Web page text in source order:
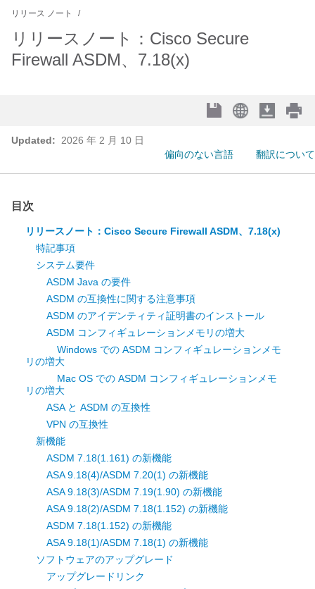
リリース ノート
リリースノート：Cisco Secure
Firewall ASDM、7.18(x)
Updated:
2026 年 2 月 10 日
偏向のない言語
翻訳について
目次
リリースノート：Cisco Secure Firewall ASDM、7.18(x)
特記事項
システム要件
ASDM Java の要件
ASDM の互換性に関する注意事項
ASDM のアイデンティティ証明書のインストール
ASDM コンフィギュレーションメモリの増大
Windows での ASDM コンフィギュレーションメモ
リの増大
Mac OS での ASDM コンフィギュレーションメモ
リの増大
ASA と ASDM の互換性
VPN の互換性
新機能
ASDM 7.18(1.161) の新機能
ASA 9.18(4)/ASDM 7.20(1) の新機能
ASA 9.18(3)/ASDM 7.19(1.90) の新機能
ASA 9.18(2)/ASDM 7.18(1.152) の新機能
ASDM 7.18(1.152) の新機能
ASA 9.18(1)/ASDM 7.18(1) の新機能
ソフトウェアのアップグレード
アップグレードリンク